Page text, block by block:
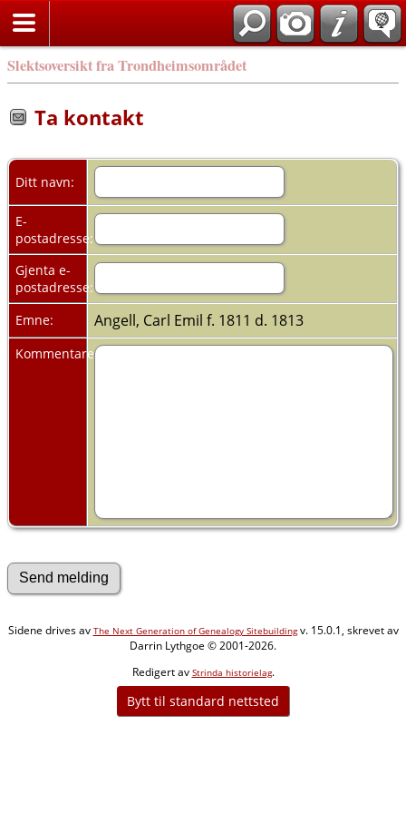
Slektsoversikt fra Trondheimsområdet
Ta kontakt
Ditt navn:
E-
postadresse:
Gjenta e-
postadresse:
Emne:
Angell, Carl Emil f. 1811 d. 1813
Kommentarer:
Sidene drives av The Next Generation of Genealogy Sitebuildingv. 15.0.1, skrevet av
Darrin Lythgoe © 2001-2026.
Redigert av Strinda historielag.
Bytt til standard nettsted